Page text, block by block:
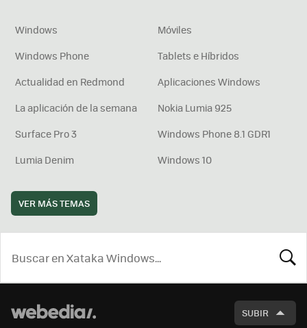
Windows
Móviles
Windows Phone
Tablets e Híbridos
Actualidad en Redmond
Aplicaciones Windows
La aplicación de la semana
Nokia Lumia 925
Surface Pro 3
Windows Phone 8.1 GDR1
Lumia Denim
Windows 10
VER MÁS TEMAS
SUBIR